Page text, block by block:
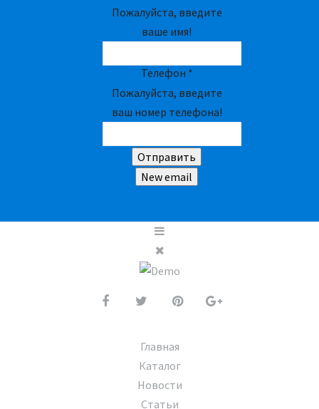
Пожалуйста, введите
ваше имя!
Телефон *
Пожалуйста, введите
ваш номер телефона!
Главная
Каталог
Новости
Статьи